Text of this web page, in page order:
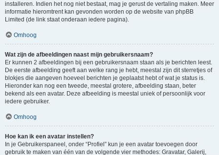
installeren. Indien het nog niet bestaat, mag je gerust de vertaling maken. Meer
informatie hieromtrent kan gevonden worden op de website van phpBB
Limited (de link staat onderaan iedere pagina).
Omhoog
Wat zijn de afbeeldingen naast mijn gebruikersnaam?
Er kunnen 2 afbeeldingen bij een gebruikersnaam staan als je berichten leest.
De eerste afbeelding geeft aan welke rang je hebt, meestal zijn dit sterretjes of
blokjes die aangeven hoeveel berichten je geplaatst hebt of wat je status is.
Hieronder kan nog een tweede, meestal grotere, afbeelding staan, beter
bekend als een avatar. Deze afbeelding is meestal uniek of persoonlijk voor
iedere gebruiker.
Omhoog
Hoe kan ik een avatar instellen?
In je Gebruikerspaneel, onder “Profiel” kun je een avatar toevoegen door
gebruik te maken van één van de volgende vier methodes: Gravatar, Galerij,